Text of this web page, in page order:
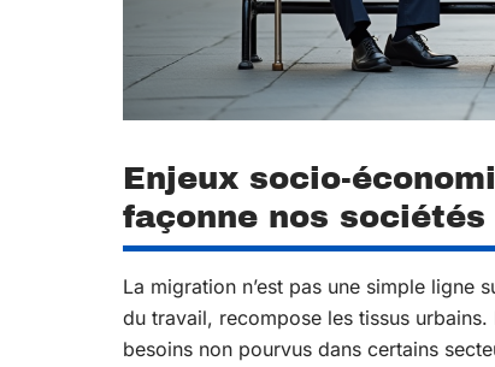
Enjeux socio-
façonne nos
La migration n’est pas une simple ligne
du travail, recompose les tissus
besoins non pourvus dans certains